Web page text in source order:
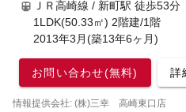
ＪＲ高崎線 / 新町駅 徒歩53分
1LDK(50.33㎡) 2階建/1階
2013年3月(築13年6ヶ月)
お問い合わせ(無料) 詳
情報提供会社: (株)三幸 高崎東口店